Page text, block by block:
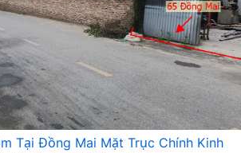
Tại Đồng Mai Mặt Trục Chính Kinh